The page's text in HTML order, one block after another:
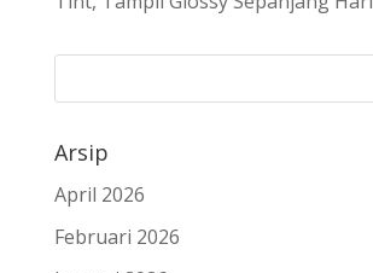
Arsip
April 2026
Februari 2026